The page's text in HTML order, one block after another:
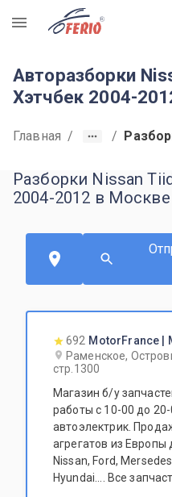
R
Авторазборки
Хэтчбек 2004-
Главная / /
Разборки Nissan
2004-2012 в Москве
692 MotorFrance |
Раменское,
стр.1300
Магазин б/у
работы с 10-00 до
автоэлектрик.
агрегатов из Европы
Nissan, Ford,
Hyundai.... Все запчасти привозятся только из